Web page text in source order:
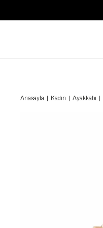
Anasayfa Kadın Ayakkabı